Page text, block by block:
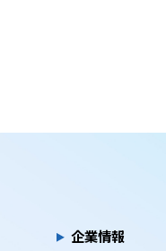
企業情報